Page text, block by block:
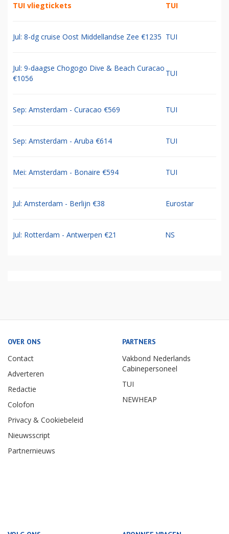
TUI vliegtickets TUI
Jul: 8-dg cruise Oost Middellandse Zee €1235 TUI
Jul: 9-daagse Chogogo Dive & Beach Curacao
€1056
TUI
Sep: Amsterdam - Curacao €569 TUI
Sep: Amsterdam - Aruba €614 TUI
Mei: Amsterdam - Bonaire €594 TUI
Jul: Amsterdam - Berlijn €38 Eurostar
Jul: Rotterdam - Antwerpen €21 NS
OVER ONS
Contact
Adverteren
Redactie
Colofon
Privacy & Cookiebeleid
Nieuwsscript
Partnernieuws
PARTNERS
Vakbond Nederlands
Cabinepersoneel
TUI
NEWHEAP